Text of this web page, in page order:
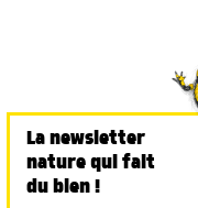
La newsletter
nature qui fait
du bien !